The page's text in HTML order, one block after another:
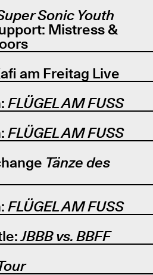
Sonic Youth
Mistress &
am Freitag Live
FLÜGEL AM FUSS
FLÜGEL AM FUSS
Tänze des
FLÜGEL AM FUSS
JBBB vs. BBFF